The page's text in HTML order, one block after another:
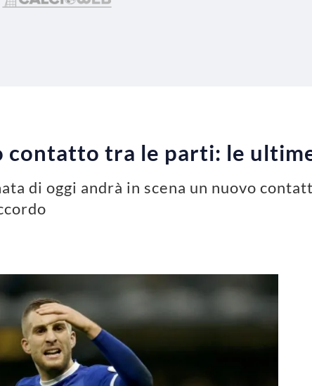
contatto tra le parti: le
di oggi andrà in scena un nuovo